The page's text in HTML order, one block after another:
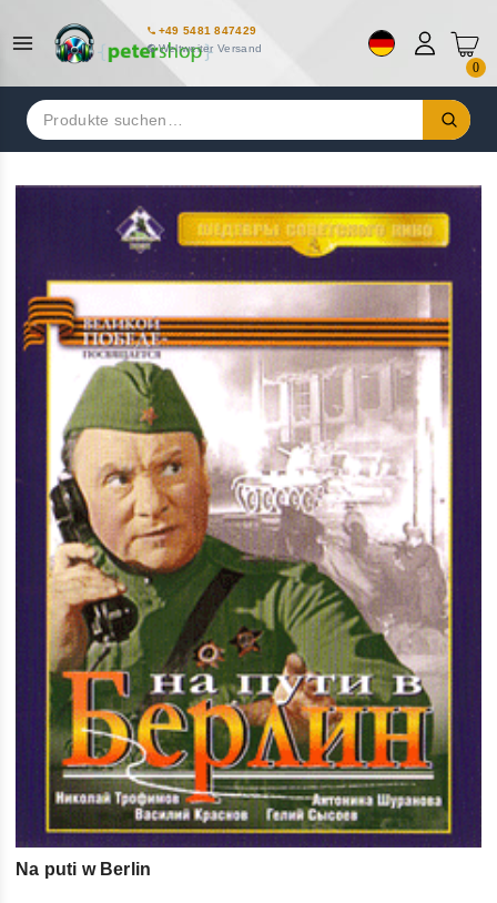
+49 5481 847429
Weltweiter Versand
0
Suchen
nach:
Na puti w Berlin